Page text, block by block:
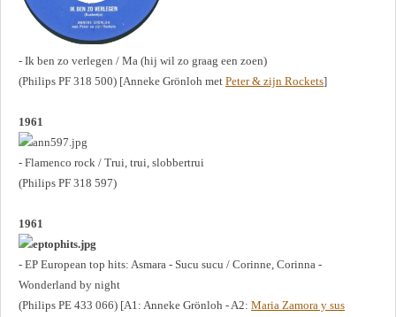
- Ik ben zo verlegen / Ma (hij wil zo graag een zoen)
(Philips PF 318 500) [Anneke Grönloh met Peter & zijn Rockets]
1961
- Flamenco rock / Trui, trui, slobbertrui
(Philips PF 318 597)
1961
- EP European top hits: Asmara - Sucu sucu / Corinne, Corinna -
Wonderland by night
(Philips PE 433 066) [A1: Anneke Grönloh - A2: Maria Zamora y sus